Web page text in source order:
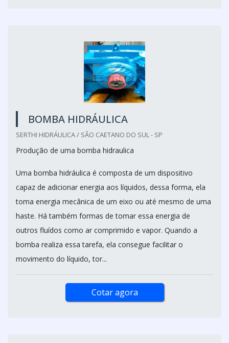
BOMBA HIDRÁULICA
SERTHI HIDRÁULICA / SÃO CAETANO DO SUL - SP
Produção de uma bomba hidraulica
Uma bomba hidráulica é composta de um dispositivo
capaz de adicionar energia aos líquidos, dessa forma, ela
toma energia mecânica de um eixo ou até mesmo de uma
haste. Há também formas de tomar essa energia de
outros fluídos como ar comprimido e vapor. Quando a
bomba realiza essa tarefa, ela consegue facilitar o
movimento do líquido, tor...
Cotar agora